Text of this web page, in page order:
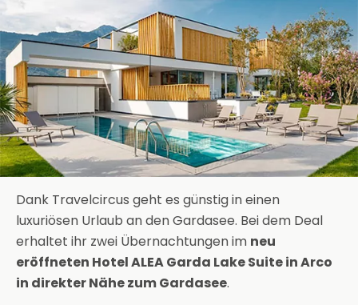
Dank Travelcircus geht es günstig in einen
luxuriösen Urlaub an den Gardasee. Bei dem Deal
erhaltet ihr zwei Übernachtungen im neu
eröffneten Hotel ALEA Garda Lake Suite in Arco
in direkter Nähe zum Gardasee.